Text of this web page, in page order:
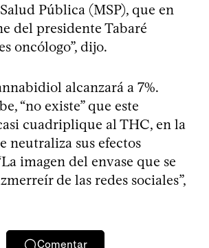
Pública (MSP), que en
del presidente Tabaré
oncólogo”, dijo.
alcanzará a 7%.
“no existe” que este
cuadriplique al THC, en la
neutraliza sus efectos
imagen del envase que se
de las redes sociales”,
Comentar